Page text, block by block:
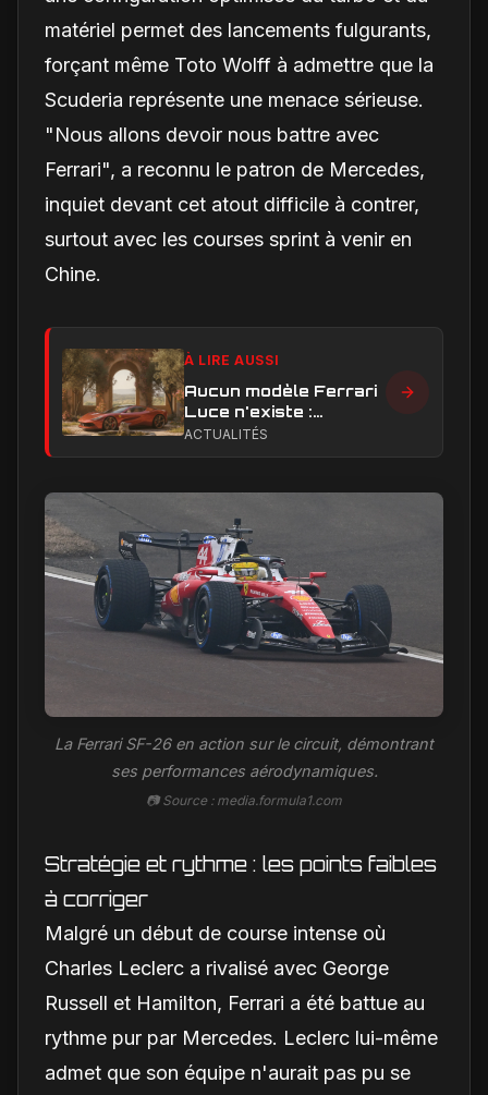
matériel permet des lancements fulgurants,
forçant même Toto Wolff à admettre que la
Scuderia représente une menace sérieuse.
"Nous allons devoir nous battre avec
Ferrari", a reconnu le patron de Mercedes,
inquiet devant cet atout difficile à contrer,
surtout avec les courses sprint à venir en
Chine.
À LIRE AUSSI
Aucun modèle Ferrari
Luce n'existe :
clarification sur les
ACTUALITÉS
La Ferrari SF-26 en action sur le circuit, démontrant
ses performances aérodynamiques.
📷 Source : media.formula1.com
Stratégie et rythme : les points faibles
à corriger
Malgré un début de course intense où
Charles Leclerc a rivalisé avec George
Russell et Hamilton, Ferrari a été battue au
rythme pur par Mercedes. Leclerc lui-même
admet que son équipe n'aurait pas pu se